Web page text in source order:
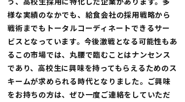
様な実績のなかでも、給食会社の採用戦略から
戦術までもトータルコーディネートできるサー
ビスとなっています。今後激戦となる可能性もあ
るこの市場では、丸腰で臨むことはナンセンス
であり、高校生に興味を持ってもらえるためのス
キームが求められる時代となりました。ご興味
をお持ちの方は、ぜひ一度ご連絡をしていただ